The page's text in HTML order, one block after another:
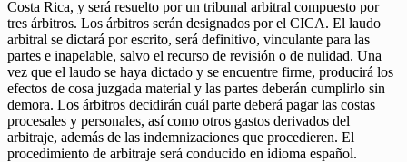
Costa Rica, y será resuelto por un tribunal arbitral compuesto por
tres árbitros. Los árbitros serán designados por el CICA. El laudo
arbitral se dictará por escrito, será definitivo, vinculante para las
partes e inapelable, salvo el recurso de revisión o de nulidad. Una
vez que el laudo se haya dictado y se encuentre firme, producirá los
efectos de cosa juzgada material y las partes deberán cumplirlo sin
demora. Los árbitros decidirán cuál parte deberá pagar las costas
procesales y personales, así como otros gastos derivados del
arbitraje, además de las indemnizaciones que procedieren. El
procedimiento de arbitraje será conducido en idioma español.